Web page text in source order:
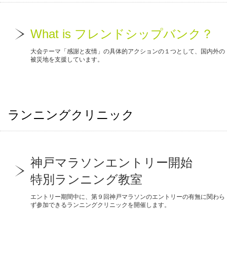
What is フレンドシップバンク？
大会テーマ「感謝と友情」の具体的アクションの１つとして、国内外の
被災地を支援しています。
ランニングクリニック
神戸マラソンエントリー開始
特別ランニング教室
エントリー期間中に、第９回神戸マラソンのエントリーの有無に関わら
ず参加できるランニングクリニックを開催します。